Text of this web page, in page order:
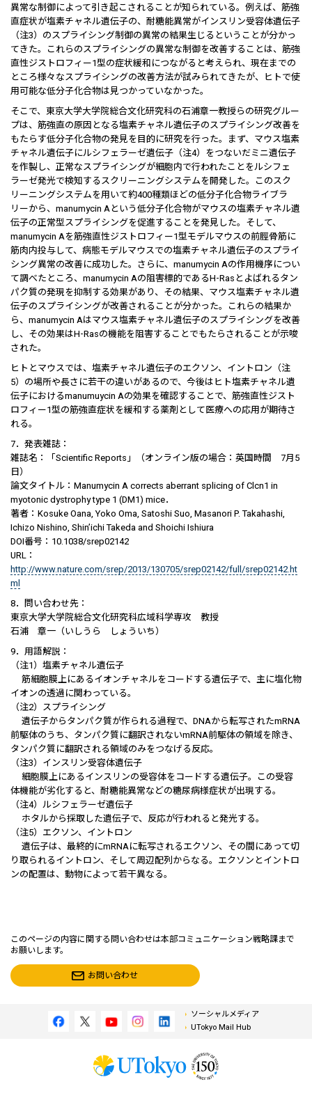
異常な制御によって引き起こされることが知られている。例えば、筋強
直症状が塩素チャネル遺伝子の、耐糖能異常がインスリン受容体遺伝子
（注3）のスプライシング制御の異常の結果生じるということが分かっ
てきた。これらのスプライシングの異常な制御を改善することは、筋強
直性ジストロフィー1型の症状緩和につながると考えられ、現在までの
ところ様々なスプライシングの改善方法が試みられてきたが、ヒトで使
用可能な低分子化合物は見つかっていなかった。
そこで、東京大学大学院総合文化研究科の石浦章一教授らの研究グルー
プは、筋強直の原因となる塩素チャネル遺伝子のスプライシング改善を
もたらす低分子化合物の発見を目的に研究を行った。まず、マウス塩素
チャネル遺伝子にルシフェラーゼ遺伝子（注4）をつないだミニ遺伝子
を作製し、正常なスプライシングが細胞内で行われたことをルシフェ
ラーゼ発光で検知するスクリーニングシステムを開発した。このスク
リーニングシステムを用いて約400種類ほどの低分子化合物ライブラ
リーから、manumycin Aという低分子化合物がマウスの塩素チャネル遺
伝子の正常型スプライシングを促進することを発見した。そして、
manumycin Aを筋強直性ジストロフィー1型モデルマウスの前脛骨筋に
筋肉内投与して、病態モデルマウスでの塩素チャネル遺伝子のスプライ
シング異常の改善に成功した。さらに、manumycin Aの作用機序につい
て調べたところ、manumycin Aの阻害標的であるH-Rasとよばれるタン
パク質の発現を抑制する効果があり、その結果、マウス塩素チャネル遺
伝子のスプライシングが改善されることが分かった。これらの結果か
ら、manumycin Aはマウス塩素チャネル遺伝子のスプライシングを改善
し、その効果はH-Rasの機能を阻害することでもたらされることが示唆
された。
ヒトとマウスでは、塩素チャネル遺伝子のエクソン、イントロン（注
5）の場所や長さに若干の違いがあるので、今後はヒト塩素チャネル遺
伝子におけるmanumuycin Aの効果を確認することで、筋強直性ジスト
ロフィー1型の筋強直症状を緩和する薬剤として医療への応用が期待さ
れる。
7．発表雑誌：
雑誌名：「Scientific Reports」（オンライン版の場合：英国時間 7月5
日）
論文タイトル：Manumycin A corrects aberrant splicing of Clcn1 in
myotonic dystrophy type 1 (DM1) mice．
著者：Kosuke Oana, Yoko Oma, Satoshi Suo, Masanori P. Takahashi,
Ichizo Nishino, Shin’ichi Takeda and Shoichi Ishiura
DOI番号：10.1038/srep02142
URL：
http://www.nature.com/srep/2013/130705/srep02142/full/srep02142.ht
ml
8．問い合わせ先：
東京大学大学院総合文化研究科広域科学専攻 教授
石浦 章一（いしうら しょういち）
9．用語解説：
（注1）塩素チャネル遺伝子
筋細胞膜上にあるイオンチャネルをコードする遺伝子で、主に塩化物
イオンの透過に関わっている。
（注2）スプライシング
遺伝子からタンパク質が作られる過程で、DNAから転写されたmRNA
前駆体のうち、タンパク質に翻訳されないmRNA前駆体の領域を除き、
タンパク質に翻訳される領域のみをつなげる反応。
（注3）インスリン受容体遺伝子
細胞膜上にあるインスリンの受容体をコードする遺伝子。この受容
体機能が劣化すると、耐糖能異常などの糖尿病様症状が出現する。
（注4）ルシフェラーゼ遺伝子
ホタルから採取した遺伝子で、反応が行われると発光する。
（注5）エクソン、イントロン
遺伝子は、最終的にmRNAに転写されるエクソン、その間にあって切
り取られるイントロン、そして周辺配列からなる。エクソンとイントロ
ンの配置は、動物によって若干異なる。
このページの内容に関する問い合わせは本部コミュニケーション戦略課まで
お願いします。
お問い合わせ
ソーシャルメディア
UTokyo Mail Hub